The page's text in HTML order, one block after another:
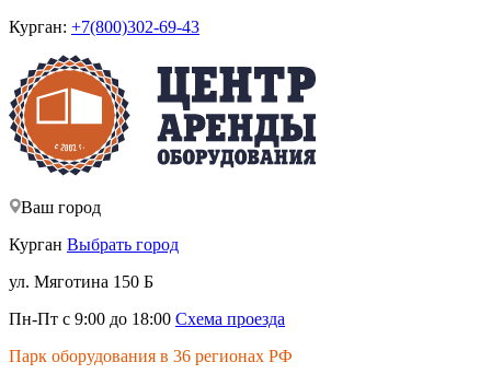
Курган: +7(800)302-69-43
Ваш город
Курган Выбрать город
ул. Мяготина 150 Б
Пн-Пт с 9:00 до 18:00 Схема проезда
Парк оборудования в 36 регионах РФ